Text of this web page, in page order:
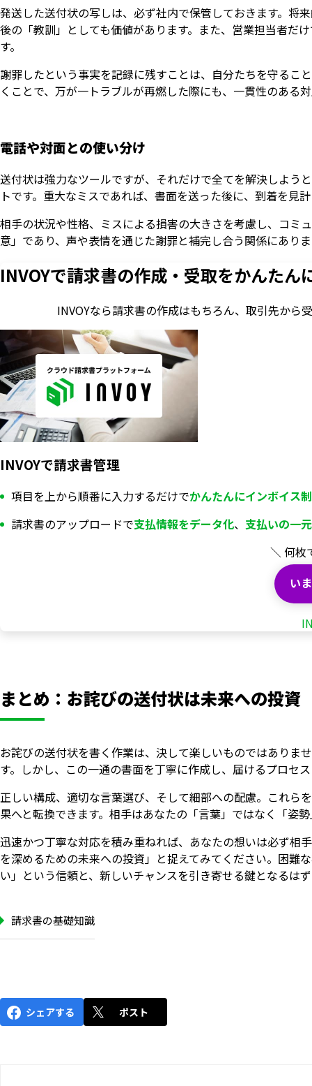
発送した送付状の写しは、必ず社内で保管しておきます。将
後の「教訓」としても価値があります。また、営業担当者だ
す。
謝罪したという事実を記録に残すことは、自分たちを守るこ
くことで、万が一トラブルが再燃した際にも、一貫性のある
電話や対面との使い分け
送付状は強力なツールですが、それだけで全てを解決しよう
トです。重大なミスであれば、書面を送った後に、到着を見
相手の状況や性格、ミスによる損害の大きさを考慮し、コミ
意」であり、声や表情を通じた謝罪と補完し合う関係にあり
INVOYで請求書の作成・ 受取をかんたん
INVOYなら請求書の作成はもちろん、 取引先から
INVOYで請求書管理
項目を上から順番に入力するだけでかんたんにインボイス
請求書のアップロードで支払情報をデータ化、 支払いの一
＼ 何枚
い
まとめ：お詫びの送付状は未来への投資
お詫びの送付状を書く作業は、決して楽しいものではありま
す。しかし、この一通の書面を丁寧に作成し、届けるプロセ
正しい構成、適切な言葉選び、そして細部への配慮。これら
果へと転換できます。相手はあなたの「言葉」ではなく「姿
迅速かつ丁寧な対応を積み重ねれば、あなたの想いは必ず相
を深めるための未来への投資」と捉えてみてください。困難
い」という信頼と、新しいチャンスを引き寄せる鍵となるは
請求書の基礎知識
シェアする ポスト